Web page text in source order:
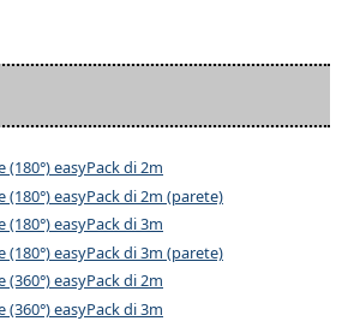
easyPack di 2m
easyPack di 2m (parete)
easyPack di 3m
easyPack di 3m (parete)
easyPack di 2m
easyPack di 3m